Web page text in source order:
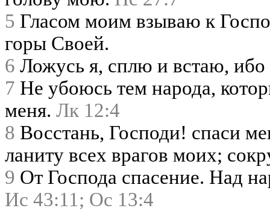
5 Гласом моим взываю к
горы Своей.
6 Ложусь я, сплю и встаю,
7 Не убоюсь тем народа,
меня. Лк 12:4
8 Восстань, Господи! спаси
ланиту всех врагов моих;
9 От Господа спасение. Над
Ис 43:11; Ос 13:4